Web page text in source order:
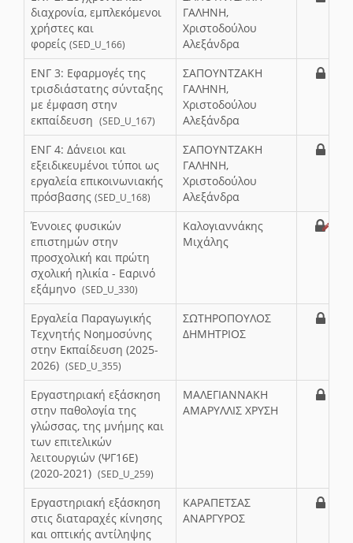
διαχρονία, εμπλεκόμενοι
χρήστες και
φορείς (SED_U_166)
ΓΑΛΗΝΗ,
Χριστοδούλου
Αλεξάνδρα
ΕΝΓ 3: Εφαρμογές της
τρισδιάστατης σύνταξης
με έμφαση στην
εκπαίδευση (SED_U_167)
ΣΑΠΟΥΝΤΖΑΚΗ
ΓΑΛΗΝΗ,
Χριστοδούλου
Αλεξάνδρα
ΕΝΓ 4: Δάνειοι και
εξειδικευμένοι τύποι ως
εργαλεία επικοινωνιακής
πρόσβασης (SED_U_168)
ΣΑΠΟΥΝΤΖΑΚΗ
ΓΑΛΗΝΗ,
Χριστοδούλου
Αλεξάνδρα
Έννοιες φυσικών
επιστημών στην
προσχολική και πρώτη
σχολική ηλικία - Εαρινό
εξάμηνο (SED_U_330)
Καλογιαννάκης
Μιχάλης
Εργαλεία Παραγωγικής
Τεχνητής Νοημοσύνης
στην Εκπαίδευση (2025-
2026) (SED_U_355)
ΣΩΤΗΡΟΠΟΥΛΟΣ
ΔΗΜΗΤΡΙΟΣ
Εργαστηριακή εξάσκηση
στην παθολογία της
γλώσσας, της μνήμης και
των επιτελικών
λειτουργιών (ΨΓ16Ε)
(2020-2021) (SED_U_259)
ΜΑΛΕΓΙΑΝΝΑΚΗ
ΑΜΑΡΥΛΛΙΣ ΧΡΥΣΗ
Εργαστηριακή εξάσκηση
στις διαταραχές κίνησης
και οπτικής αντίληψης
ΚΑΡΑΠΕΤΣΑΣ
ΑΝΑΡΓΥΡΟΣ